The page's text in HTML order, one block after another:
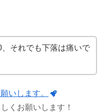
それでも下落は痛いで
いします。
くお願いします！